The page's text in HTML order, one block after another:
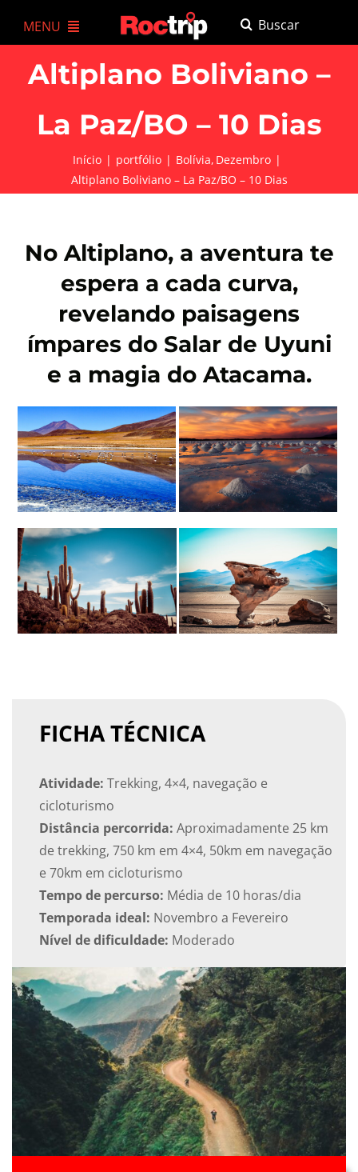
para
conteúdo
MENU
A Roctrip
Experiências
Cursos
Loja
Atendimento
Buscar
resultados
para:
Altiplano Boliviano –
La Paz/BO – 10 Dias
Início portfólio Bolívia Dezembro
Altiplano Boliviano – La Paz/BO – 10 Dias
No Altiplano, a aventura te
espera a cada curva,
revelando paisagens
ímpares do Salar de Uyuni
e a magia do Atacama.
FICHA TÉCNICA
Atividade: Trekking, 4×4, navegação e
cicloturismo
Distância percorrida: Aproximadamente 25 km
de trekking, 750 km em 4×4, 50km em navegação
e 70km em cicloturismo
Tempo de percurso: Média de 10 horas/dia
Temporada ideal: Novembro a Fevereiro
Nível de dificuldade: Moderado